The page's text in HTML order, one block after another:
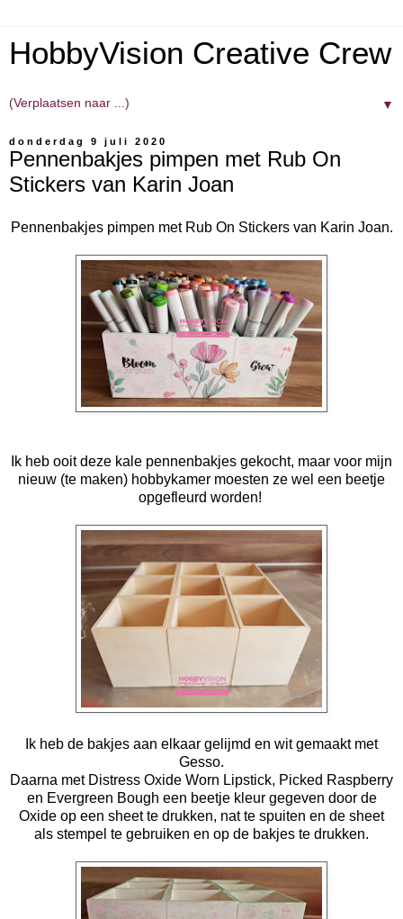
HobbyVision Creative Crew
▼
donderdag 9 juli 2020
Pennenbakjes pimpen met Rub On
Stickers van Karin Joan
Pennenbakjes pimpen met Rub On Stickers van Karin Joan.
Ik heb ooit deze kale pennenbakjes gekocht, maar voor mijn
nieuw (te maken) hobbykamer moesten ze wel een beetje
opgefleurd worden!
Ik heb de bakjes aan elkaar gelijmd en wit gemaakt met
Gesso.
Daarna met Distress Oxide Worn Lipstick, Picked Raspberry
en Evergreen Bough een beetje kleur gegeven door de
Oxide op een sheet te drukken, nat te spuiten en de sheet
als stempel te gebruiken en op de bakjes te drukken.